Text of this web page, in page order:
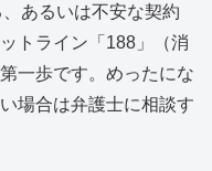
あるいは不安な契約
トライン「188」（消
一歩です。めったにな
場合は弁護士に相談す